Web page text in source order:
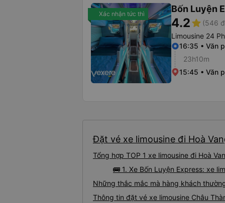
Xác nhận tức thì Bốn Luyện
4.2star (546
Limousine 24
16:35 • Văn
23h10m
15:45 • Văn
Đặt vé xe limousine đi Hoà
Tổng hợp TOP 1 xe limousine đi Hoà
🚌 1. Xe Bốn Luyện Express: xe
Những thắc mắc mà hàng khách
Thông tin đặt vé xe limousine Châu